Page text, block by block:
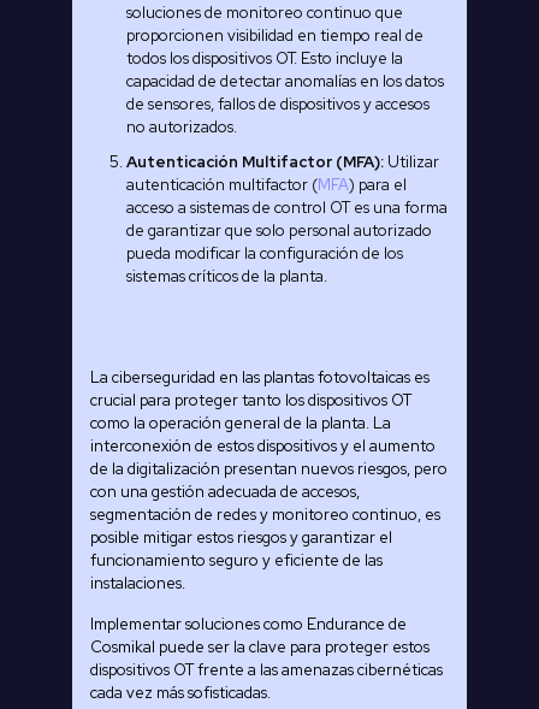
soluciones de monitoreo continuo que
proporcionen visibilidad en tiempo real de
todos los dispositivos OT. Esto incluye la
capacidad de detectar anomalías en los datos
de sensores, fallos de dispositivos y accesos
no autorizados.
Autenticación Multifactor (MFA): Utilizar
autenticación multifactor (MFA) para el
acceso a sistemas de control OT es una forma
de garantizar que solo personal autorizado
pueda modificar la configuración de los
sistemas críticos de la planta.
La ciberseguridad en las plantas fotovoltaicas es
crucial para proteger tanto los dispositivos OT
como la operación general de la planta. La
interconexión de estos dispositivos y el aumento
de la digitalización presentan nuevos riesgos, pero
con una gestión adecuada de accesos,
segmentación de redes y monitoreo continuo, es
posible mitigar estos riesgos y garantizar el
funcionamiento seguro y eficiente de las
instalaciones.
Implementar soluciones como Endurance de
Cosmikal puede ser la clave para proteger estos
dispositivos OT frente a las amenazas cibernéticas
cada vez más sofisticadas.